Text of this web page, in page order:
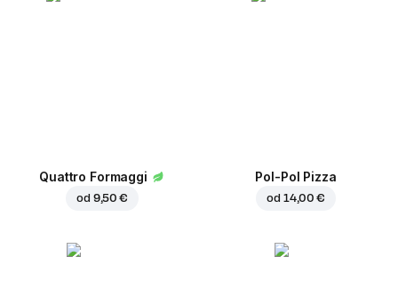
Quattro Formaggi
od 9,50 €
Pol-Pol Pizza
od 14,00 €